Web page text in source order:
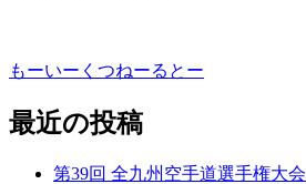
投
稿
もーいーくつねーるとー
最近の投稿
第39回 全九州空手道選手権大会